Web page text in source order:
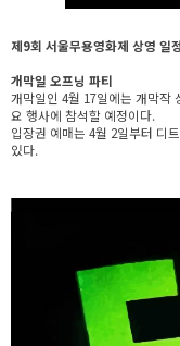
제9회 서울무용영화제 상영 일
개막일 오프닝 파티
개막일인 4월 17일에는 개막작
요 행사에 참석할 예정이다.
입장권 예매는 4월 2일부터 디
있다.